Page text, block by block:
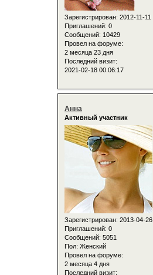
Зарегистрирован: 2012-11-11
Приглашений: 0
Сообщений: 10429
Провел на форуме:
2 месяца 23 дня
Последний визит:
2021-02-18 00:06:17
Анна
Активный участник
Зарегистрирован: 2013-04-26
Приглашений: 0
Сообщений: 5051
Пол: Женский
Провел на форуме:
2 месяца 4 дня
Последний визит: